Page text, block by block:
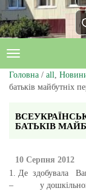
Головна / all,
батьків майбутніх
БАТЬКІВ
10 Серпня 2012
1. Де здобувала
– у дошкільному